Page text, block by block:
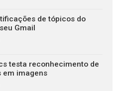
de tópicos do
Gmail
testa reconhecimento de
em imagens